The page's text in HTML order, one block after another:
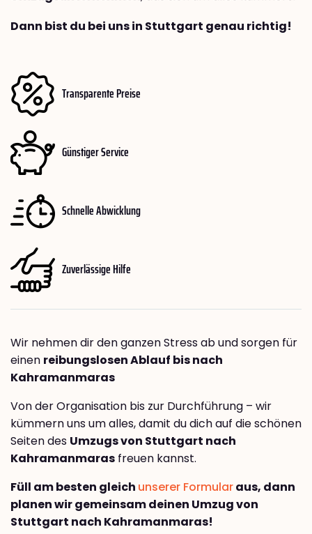
Dann bist du bei uns in Stuttgart genau richtig!
Transparente Preise
Günstiger Service
Schnelle Abwicklung
Zuverlässige Hilfe
Wir nehmen dir den ganzen Stress ab und sorgen für
einen reibungslosen Ablauf bis nach
Kahramanmaras
Von der Organisation bis zur Durchführung – wir
kümmern uns um alles, damit du dich auf die schönen
Seiten des Umzugs von Stuttgart nach
Kahramanmaras freuen kannst.
Füll am besten gleich unserer Formularaus, dann
planen wir gemeinsam deinen Umzug von
Stuttgart nach Kahramanmaras!